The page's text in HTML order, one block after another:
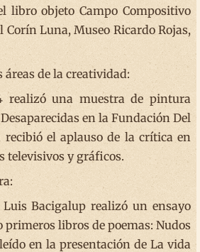
libro objeto Campo Compositivo
Corín Luna, Museo Ricardo Rojas,
de la creatividad:
realizó una muestra de pintura
en la Fundación Del
recibió el aplauso de la crítica en
televisivos y gráficos.
Bacigalup realizó un ensayo
primeros libros de poemas: Nudos
en la presentación de La vida